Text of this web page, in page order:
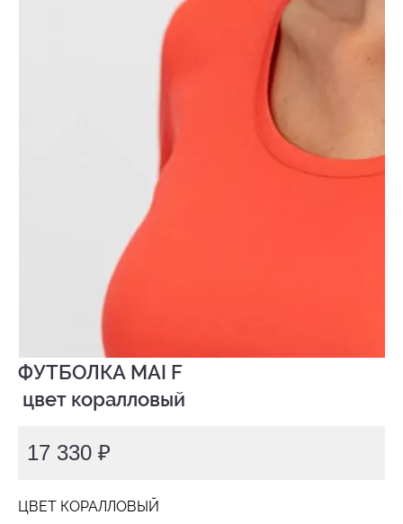
ФУТБОЛКА MAI F
цвет коралловый
17 330 ₽
ЦВЕТ КОРАЛЛОВЫЙ